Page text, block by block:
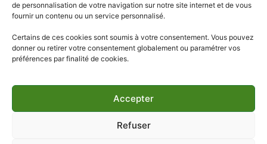
de personnalisation de votre navigation sur notre site internet et de vous
fournir un contenu ou un service personnalisé.
Certains de ces cookies sont soumis à votre consentement. Vous pouvez
donner ou retirer votre consentement globalement ou paramétrer vos
préférences par finalité de cookies.
Accepter
Refuser
Centre de Relation Client :
Adresse : Quartier d’Affaires Bab Ezzouar
Centre d’appel :3306